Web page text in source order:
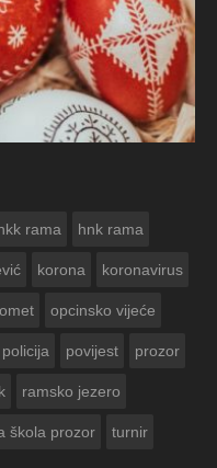
rama hnk rama
korona koronavirus
opcinsko vijeće
policija povijest prozor
ramsko jezero
škola prozor turnir